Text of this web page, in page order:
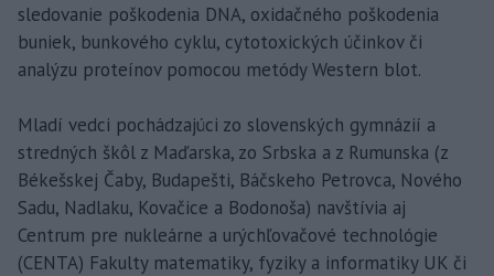
sledovanie poškodenia DNA, oxidačného poškodenia
buniek, bunkového cyklu, cytotoxických účinkov či
analýzu proteínov pomocou metódy Western blot.
Mladí vedci pochádzajúci zo slovenských gymnázií a
stredných škôl z Maďarska, zo Srbska a z Rumunska (z
Békešskej Čaby, Budapešti, Báčskeho Petrovca, Nového
Sadu, Nadlaku, Kovačice a Bodonoša) navštívia aj
Centrum pre nukleárne a urýchľovačové technológie
(CENTA) Fakulty matematiky, fyziky a informatiky UK či